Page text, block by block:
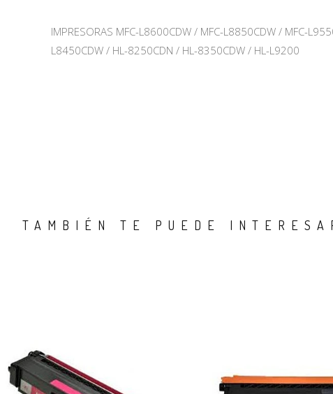
IMPRESORAS MFC-L8600CDW / MFC-L8850CDW / MFC-
L8450CDW / HL-8250CDN / HL-8350CDW / HL-L9200
TAMBIÉN TE PUEDE